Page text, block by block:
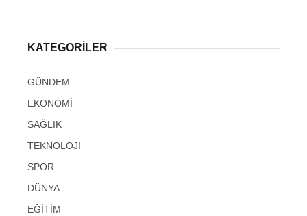
KATEGORİLER
GÜNDEM
EKONOMİ
SAĞLIK
TEKNOLOJİ
SPOR
DÜNYA
EĞİTİM